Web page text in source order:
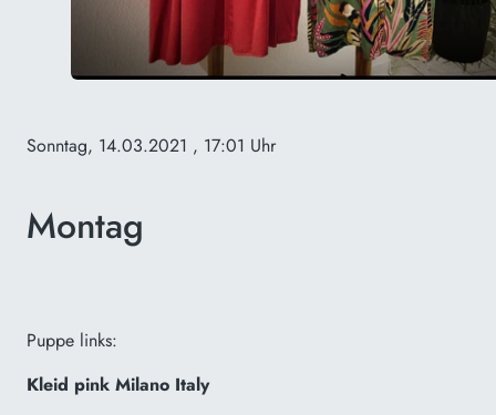
Sonntag, 14.03.2021 , 17:01 Uhr
Montag
Puppe links:
Kleid pink Milano Italy